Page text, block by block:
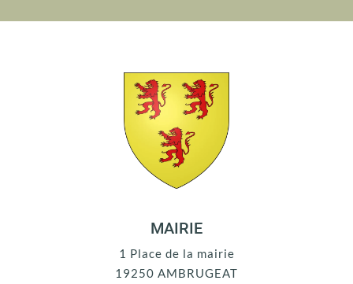
MAIRIE
1 Place de la mairie
19250 AMBRUGEAT